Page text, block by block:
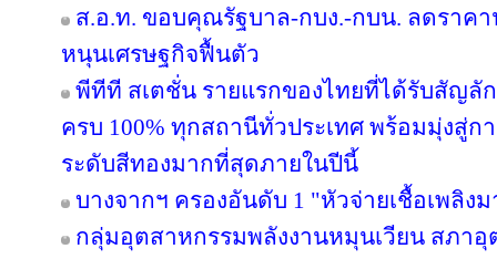
ส.อ.ท. ขอบคุณรัฐบาล-กบง.-กบน. ลดราค
หนุนเศรษฐกิจฟื้นตัว
พีทีที สเตชั่น รายแรกของไทยที่ได้รับสัญลั
ครบ 100% ทุกสถานีทั่วประเทศ พร้อมมุ่งสู่ก
ระดับสีทองมากที่สุดภายในปีนี้
บางจากฯ ครองอันดับ 1 "หัวจ่ายเชื้อเพลิ
กลุ่มอุตสาหกรรมพลังงานหมุนเวียน สภาอุ